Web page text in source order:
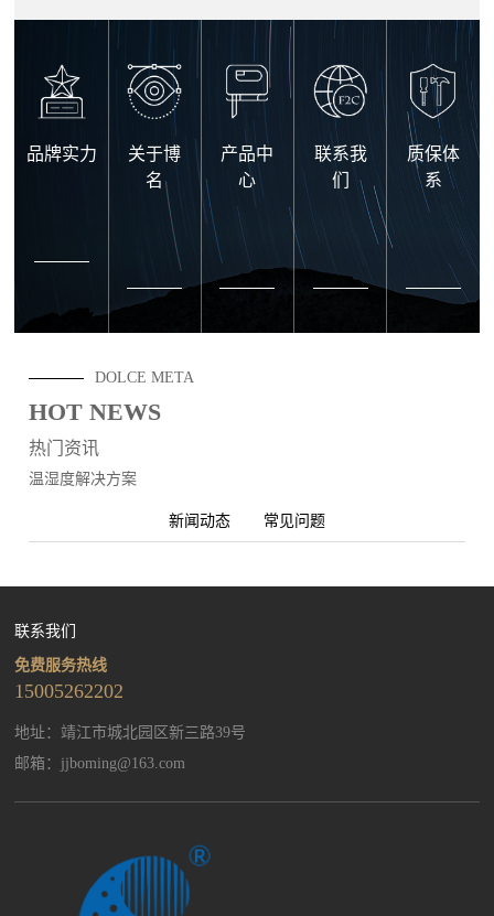
品牌实力
关于博
名
产品中
心
联系我
们
质保体
系
DOLCE META
HOT NEWS
热门资讯
温湿度解决方案
新闻动态 常见问题
联系我们
免费服务热线
15005262202
地址：靖江市城北园区新三路39号
邮箱： jjboming@163.com